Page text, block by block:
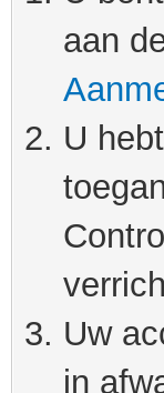
aan
U
Uw
in